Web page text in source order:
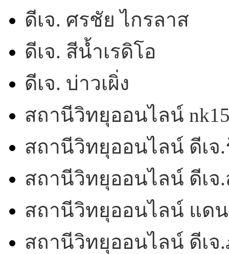
ดีเจ. ศรชัย ไกรลาส
ดีเจ. สีน้ำเรดิโอ
ดีเจ. บ่าวเผิ่ง
สถานีวิทยุออนไลน์
สถานีวิทยุออนไลน์ ดีเจ
สถานีวิทยุออนไลน์ ดีเ
สถานีวิทยุออนไลน์ แดน
สถานีวิทยุออนไลน์ ดีเจ